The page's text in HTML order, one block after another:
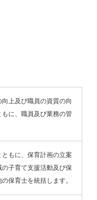
上及び職員の資質の向
に、職員及び業務の管
もに、保育計画の立案
子育て支援活動及び保
保育士を統括します。